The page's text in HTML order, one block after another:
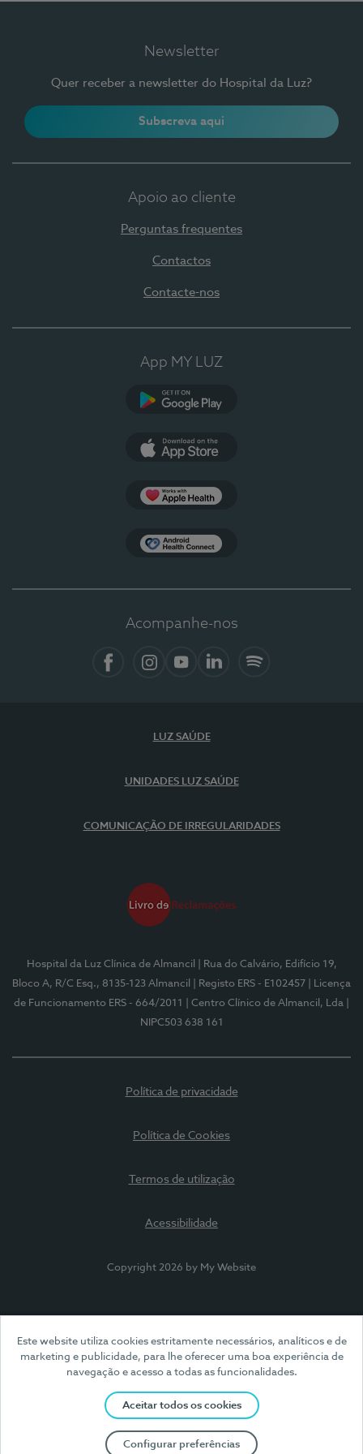
Este website utiliza cookies estritamente necessários, analíticos e de
marketing e publicidade, para lhe oferecer uma boa experiência de
navegação e acesso a todas as funcionalidades.
Aceitar todos os cookies
Configurar preferências
Newsletter
Quer receber a newsletter do Hospital da Luz?
Subscreva aqui
Apoio ao cliente
Perguntas frequentes
Contactos
Contacte-nos
App MY LUZ
Acompanhe-nos
LUZ SAÚDE
UNIDADES LUZ SAÚDE
COMUNICAÇÃO DE IRREGULARIDADES
Hospital da Luz Clínica de Almancil
| Rua do Calvário, Edifício 19,
Bloco A, R/C Esq., 8135-123 Almancil
| Registo ERS - E102457
| Licença
de Funcionamento ERS - 664/2011
| Centro Clínico de Almancil, Lda
NIPC503 638 161
Política de privacidade
Política de Cookies
Termos de utilização
Acessibilidade
Copyright 2026 by My Website